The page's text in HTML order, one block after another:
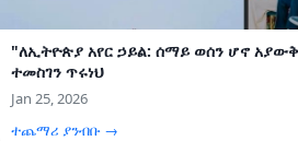
"ለኢትዮጵያ አየር ኃይል: ሰማይ ወሰን ሆኖ
ተመስገን ጥሩነህ
Jan 25, 2026
ተጨማሪ ያንብቡ →